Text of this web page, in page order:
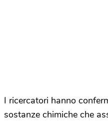
I ricercatori hanno
sostanze chimiche che